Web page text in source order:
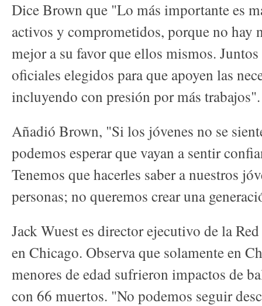
Dice Brown que "Lo más importante es
activos y comprometidos, porque no hay
mejor a su favor que ellos mismos.
oficiales elegidos para que apoyen las
incluyendo con presión por más trabajos".
Añadió Brown, "Si los jóvenes no se
podemos esperar que vayan a sentir
Tenemos que hacerles saber a nuestros
personas; no queremos crear una
Jack Wuest es director ejecutivo de la
en Chicago. Observa que solamente en
menores de edad sufrieron impactos de
con 66 muertos. "No podemos seguir